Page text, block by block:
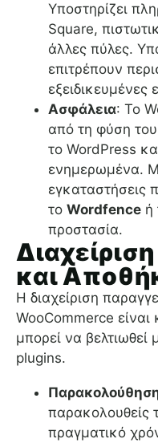
Υποστηρίζει
Square,
άλλες πύλες.
επιτρέπουν
Ασφάλεια: Το
από τη φύση
το WordPress
ενημερωμένα.
εγκαταστήσεις
το Wordfence ή
προστασία.
και
Η διαχείριση
WooCommerce
μπορεί να
plugins.
παρακολουθείς
πραγματικό